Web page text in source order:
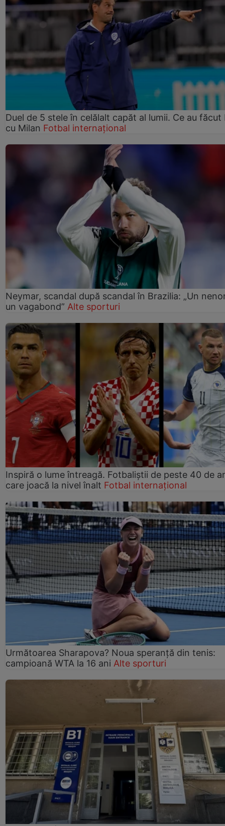
Duel de 5 stele în celălalt capăt al lumii. Ce au făcut
cu Milan Fotbal internațional
Neymar, scandal după scandal în Brazilia: „Un
un vagabond” Alte sporturi
Inspiră o lume întreagă. Fotbaliștii de peste 40 de
care joacă la nivel înalt Fotbal internațional
Următoarea Sharapova? Noua speranță din tenis:
campioană WTA la 16 ani Alte sporturi